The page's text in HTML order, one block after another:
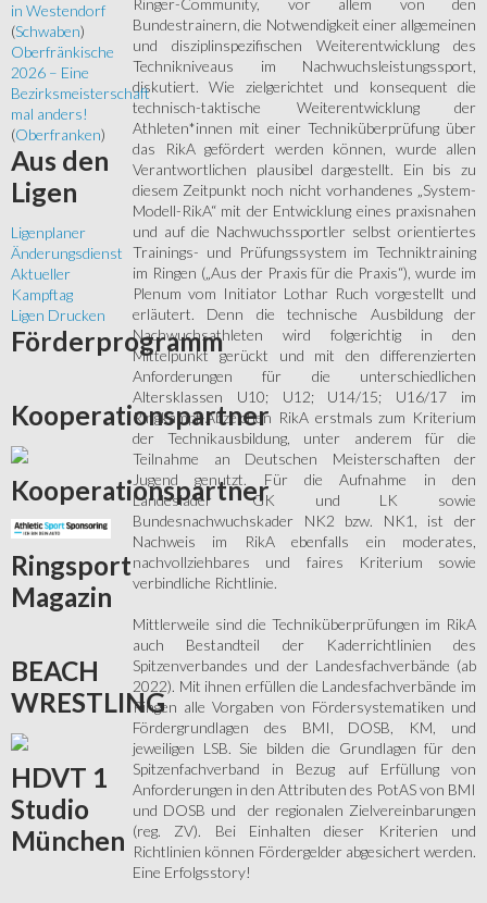
Ringer-Community, vor allem von den
Bundestrainern, die Notwendigkeit einer allgemeinen
und disziplinspezifischen Weiterentwicklung des
Technikniveaus im Nachwuchsleistungssport,
diskutiert. Wie zielgerichtet und konsequent die
technisch-taktische Weiterentwicklung der
Athleten*innen mit einer Techniküberprüfung über
das RikA gefördert werden können, wurde allen
Verantwortlichen plausibel dargestellt. Ein bis zu
diesem Zeitpunkt noch nicht vorhandenes „System-
Modell-RikA“ mit der Entwicklung eines praxisnahen
und auf die Nachwuchssportler selbst orientiertes
Trainings- und Prüfungssystem im Techniktraining
im Ringen („Aus der Praxis für die Praxis“), wurde im
Plenum vom Initiator Lothar Ruch vorgestellt und
erläutert. Denn die technische Ausbildung der
Nachwuchsathleten wird folgerichtig in den
Mittelpunkt gerückt und mit den differenzierten
Anforderungen für die unterschiedlichen
Altersklassen U10; U12; U14/15; U16/17 im
Ringkampf-Abzeichen RikA erstmals zum Kriterium
der Technikausbildung, unter anderem für die
Teilnahme an Deutschen Meisterschaften der
Jugend genutzt. Für die Aufnahme in den
Landeslader GK und LK sowie
Bundesnachwuchskader NK2 bzw. NK1, ist der
Nachweis im RikA ebenfalls ein moderates,
nachvollziehbares und faires Kriterium sowie
verbindliche Richtlinie.
Mittlerweile sind die Techniküberprüfungen im RikA
auch Bestandteil der Kaderrichtlinien des
Spitzenverbandes und der Landesfachverbände (ab
2022). Mit ihnen erfüllen die Landesfachverbände im
Ringen alle Vorgaben von Fördersystematiken und
Fördergrundlagen des BMI, DOSB, KM, und
jeweiligen LSB. Sie bilden die Grundlagen für den
Spitzenfachverband in Bezug auf Erfüllung von
Anforderungen in den Attributen des PotAS von BMI
und DOSB und der regionalen Zielvereinbarungen
(reg. ZV). Bei Einhalten dieser Kriterien und
Richtlinien können Fördergelder abgesichert werden.
Eine Erfolgsstory!
in Westendorf
(Schwaben)
Oberfränkische
2026 – Eine
Bezirksmeisterschaft
mal anders!
(Oberfranken)
Aus den
Ligen
Ligenplaner
Änderungsdienst
Aktueller
Kampftag
Ligen Drucken
Förderprogramm
Kooperationspartner
Kooperationspartner
Ringsport
Magazin
BEACH
WRESTLING
HDVT 1
Studio
München